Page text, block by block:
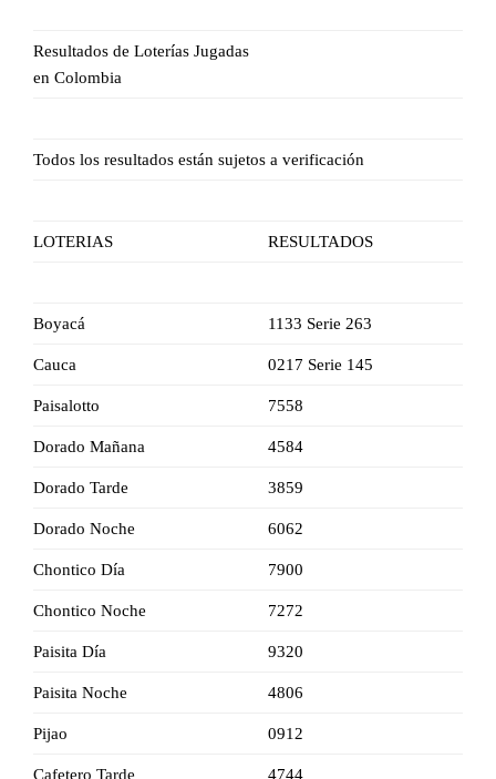
Resultados de Loterías Jugadas
en Colombia
Todos los resultados están sujetos a verificación
LOTERIAS RESULTADOS
Boyacá 1133 Serie 263
Cauca 0217 Serie 145
Paisalotto 7558
Dorado Mañana 4584
Dorado Tarde 3859
Dorado Noche 6062
Chontico Día 7900
Chontico Noche 7272
Paisita Día 9320
Paisita Noche 4806
Pijao 0912
Cafetero Tarde 4744